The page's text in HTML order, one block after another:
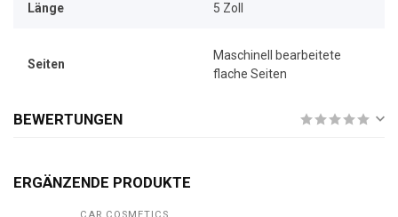
Länge 5 Zoll
Seiten
Maschinell bearbeitete
flache Seiten
BEWERTUNGEN
ERGÄNZENDE PRODUKTE